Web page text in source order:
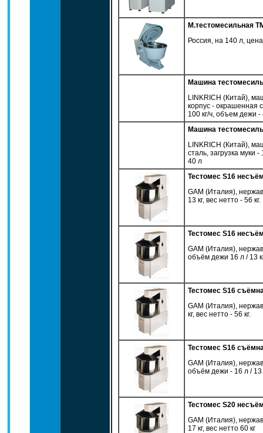
М.тестомесильная
Россия, на 140 л,
Машина
LINKRICH (Китай),
корпус - окрашенная
100 кг/ч, объем дежи -
Машина
LINKRICH (Китай),
сталь, загрузка муки
40 л
Тестомес S16
GAM (Италия),
13 кг, вес нетто - 56 кг.
Тестомес S16
GAM (Италия),
объём дежи 16 л / 13
Тестомес S16
GAM (Италия),
кг, вес нетто - 56 кг.
Тестомес S16
GAM (Италия),
объём дежи - 16 л / 13
Тестомес S20
GAM (Италия),
17 кг, вес нетто 60 кг